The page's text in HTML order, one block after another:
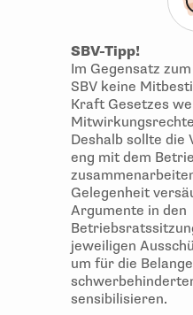
SBV-Tipp!
Im Gegensatz
SBV keine
Kraft Gesetzes
Deshalb sollte die
eng mit dem
Gelegenheit
Argumente in den
jeweiligen
um für die
sensibilisieren.